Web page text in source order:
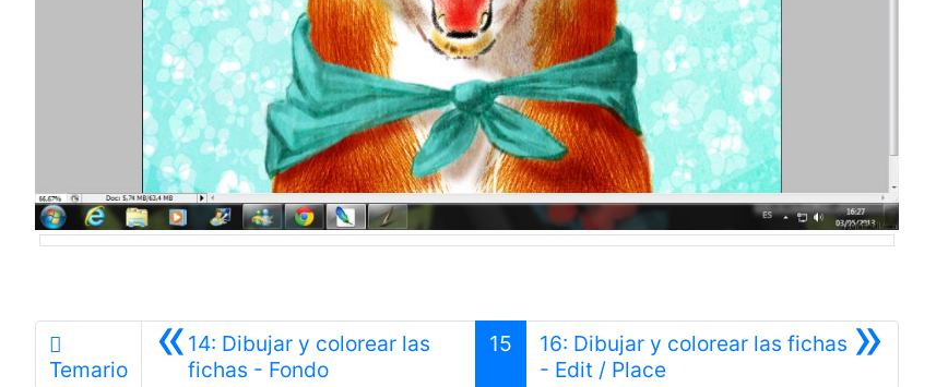
Temario «14: Dibujar y colorear las
fichas - FondoAnterior
15 »
16: Dibujar y colorear las fichas
- Edit / PlaceSiguiente